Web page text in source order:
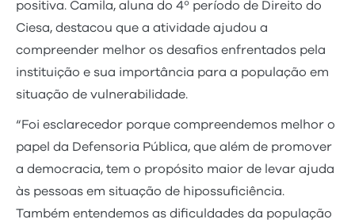
positiva. Camila, aluna do 4º período de Direito do
Ciesa, destacou que a atividade ajudou a
compreender melhor os desafios enfrentados pela
instituição e sua importância para a população em
situação de vulnerabilidade.
“Foi esclarecedor porque compreendemos melhor o
papel da Defensoria Pública, que além de promover
a democracia, tem o propósito maior de levar ajuda
às pessoas em situação de hipossuficiência.
Também entendemos as dificuldades da população